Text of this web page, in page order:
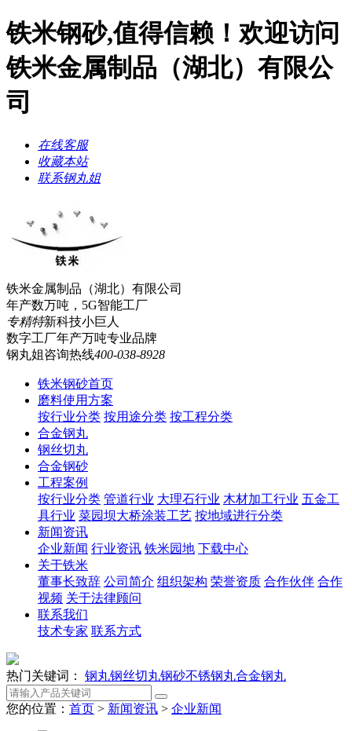
铁米钢砂,值得信赖！欢迎访问
铁米金属制品（湖北）有限公
司
在线客服
收藏本站
联系钢丸姐
铁米金属制品（湖北）有限公司
年产数万吨，5G智能工厂
专精特新科技小巨人
数字工厂年产万吨专业品牌
钢丸姐咨询热线400-038-8928
铁米钢砂首页
磨料使用方案
按行业分类 按用途分类 按工程分类
合金钢丸
钢丝切丸
合金钢砂
工程案例
按行业分类 管道行业 大理石行业 木材加工行业 五金工
具行业 菜园坝大桥涂装工艺 按地域进行分类
新闻资讯
企业新闻 行业资讯 铁米园地 下载中心
关于铁米
董事长致辞 公司简介 组织架构 荣誉资质 合作伙伴 合作
视频 关于法律顾问
联系我们
技术专家 联系方式
热门关键词： 钢丸钢丝切丸钢砂不锈钢丸合金钢丸
您的位置： 首页 > 新闻资讯 > 企业新闻